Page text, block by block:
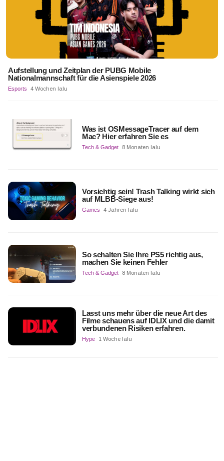
Aufstellung und Zeitplan der PUBG Mobile
Nationalmannschaft für die Asienspiele 2026
Esports 4 Wochen lalu
Was ist OSMessageTracer auf dem
Mac? Hier erfahren Sie es
Tech & Gadget 8 Monaten lalu
Vorsichtig sein! Trash Talking wirkt sich
auf MLBB-Siege aus!
Games 4 Jahren lalu
So schalten Sie Ihre PS5 richtig aus,
machen Sie keinen Fehler
Tech & Gadget 8 Monaten lalu
Lasst uns mehr über die neue Art des
Filme schauens auf IDLIX und die damit
verbundenen Risiken erfahren.
Hype 1 Woche lalu